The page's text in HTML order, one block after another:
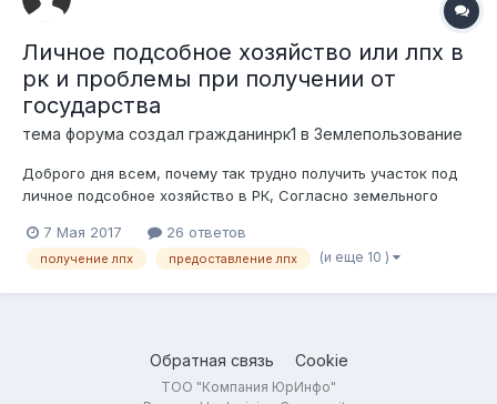
Личное подсобное хозяйство или лпх в
рк и проблемы при получении от
государства
тема форума создал гражданинрк1 в Землепользование
Доброго дня всем, почему так трудно получить участок под
личное подсобное хозяйство в РК, Согласно земельного
быть предоставлен единым массивом с участком под ижс, в
черте населенного пункта в сельской местности, и он может
7 Мая 2017 26 ответов
получение лпх предоставление лпх (и еще 10 )
Обратная связь Cookie
ТОО "Компания ЮрИнфо"